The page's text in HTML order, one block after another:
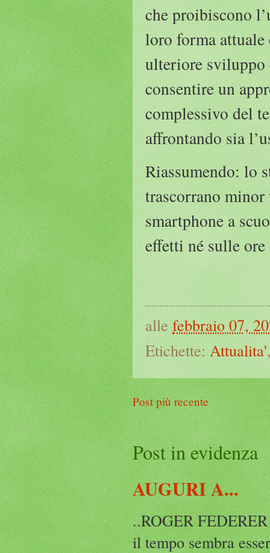
che proibiscono
loro forma
ulteriore sviluppo
consentire un
complessivo del
affrontando sia
Riassumendo: lo
trascorrano
smartphone a
effetti né sulle
alle febbraio 07,
Etichette: Attualita'
Post più recente
Post in evidenza
AUGURI A...
..ROGER
il tempo sembra